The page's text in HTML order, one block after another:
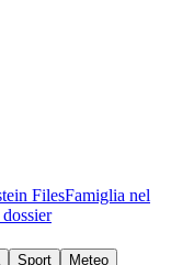
FilesFamiglia nel
Sport
Meteo